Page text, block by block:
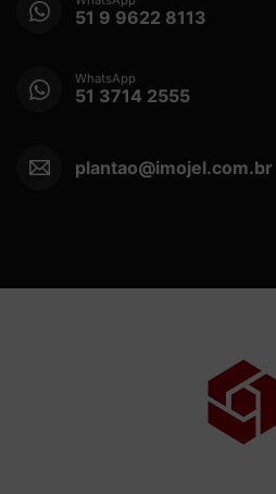
51 9 9622 8113
WhatsApp
51 3714 2555
plantao@imojel.com.br